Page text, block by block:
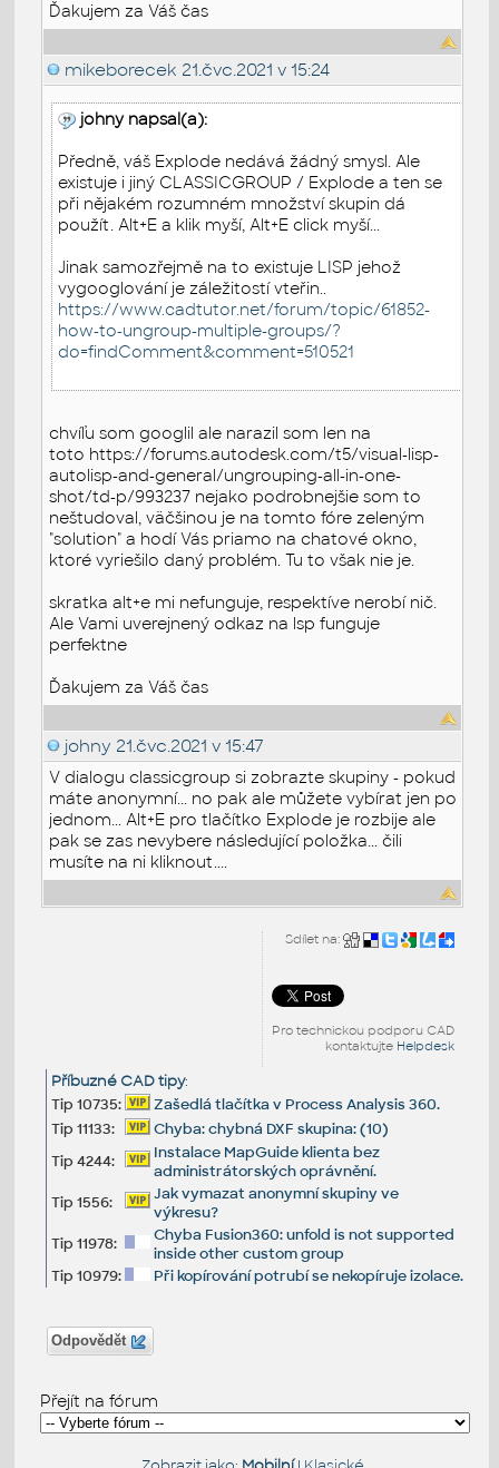
Ďakujem za Váš čas
mikeborecek 21.čvc.2021 v 15:24
johny napsal(a):
Předně, váš Explode nedává žádný smysl. Ale
existuje i jiný CLASSICGROUP / Explode a ten se
při nějakém rozumném množství skupin dá
použít. Alt+E a klik myší, Alt+E click myší...
Jinak samozřejmě na to existuje LISP jehož
vygooglování je záležitostí vteřin..
https://www.cadtutor.net/forum/topic/61852-
how-to-ungroup-multiple-groups/?
do=findComment&comment=510521
chvíľu som googlil ale narazil som len na
toto https://forums.autodesk.com/t5/visual-lisp-
autolisp-and-general/ungrouping-all-in-one-
shot/td-p/993237 nejako podrobnejšie som to
neštudoval, väčšinou je na tomto fóre zeleným
"solution" a hodí Vás priamo na chatové okno,
ktoré vyriešilo daný problém. Tu to však nie je.
skratka alt+e mi nefunguje, respektíve nerobí nič.
Ale Vami uverejnený odkaz na lsp funguje
perfektne
Ďakujem za Váš čas
johny 21.čvc.2021 v 15:47
V dialogu classicgroup si zobrazte skupiny - pokud
máte anonymní... no pak ale můžete vybírat jen po
jednom... Alt+E pro tlačítko Explode je rozbije ale
pak se zas nevybere následující položka... čili
musíte na ni kliknout....
Sdílet na:
Pro technickou podporu CAD
kontaktujte Helpdesk
Příbuzné CAD tipy:
Tip 10735:
Zašedlá tlačítka v Process Analysis 360.
Tip 11133:
Chyba: chybná DXF skupina: (10)
Tip 4244:
Instalace MapGuide klienta bez
administrátorských oprávnění.
Tip 1556:
Jak vymazat anonymní skupiny ve
výkresu?
Tip 11978:
Chyba Fusion360: unfold is not supported
inside other custom group
Tip 10979:
Při kopírování potrubí se nekopíruje izolace.
Odpovědět
Přejít na fórum